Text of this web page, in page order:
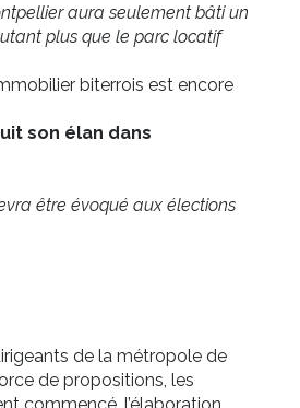
aura seulement bâti un
plus que le parc locatif
biterrois est encore
son élan dans
être évoqué aux élections
de la métropole de
de propositions, les